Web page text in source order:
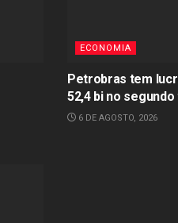
ECONOMIA
Petrobras tem
52,4 bi no
6 DE AGOSTO, 2026